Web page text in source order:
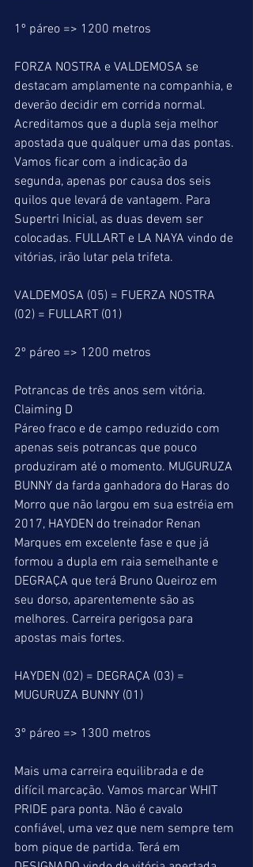
1º páreo => 1200 metros
FORZA NOSTRA e VALDEMOSA se
destacam amplamente na companhia, e
deverão decidir em corrida normal.
Acreditamos que a dupla seja melhor
apostada que qualquer uma das pontas.
Vamos ficar com a indicação da
segunda, apenas por causa dos seis
quilos que levará de vantagem. Para
Supertri Inicial, as duas devem ser
colocadas. FULLART e LA NAYA vindo de
vitórias, irão lutar pela trifeta.
VALDEMOSA (05) = FUERZA NOSTRA
(02) = FULLART (01)
2º páreo => 1200 metros
Potrancas de três anos sem vitória.
Claiming D
Páreo fraco e de campo reduzido com
apenas seis potrancas que pouco
produziram até o momento. MUGURUZA
BUNNY da farda ganhadora do Haras do
Morro que não largou em sua estréia em
2017, HAYDEN do treinador Renan
Marques em excelente fase e que já
formou a dupla em raia semelhante e
DEGRAÇA que terá Bruno Queiroz em
seu dorso, aparentemente são as
melhores. Carreira perigosa para
apostas mais fortes.
HAYDEN (02) = DEGRAÇA (03) =
MUGURUZA BUNNY (01)
3º páreo => 1300 metros
Mais uma carreira equilibrada e de
difícil marcação. Vamos marcar WHIT
PRIDE para ponta. Não é cavalo
confiável, uma vez que nem sempre tem
bom pique de partida. Terá em